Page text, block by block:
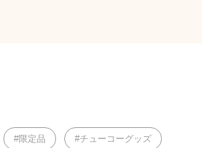
限定品 チューコーグッズ